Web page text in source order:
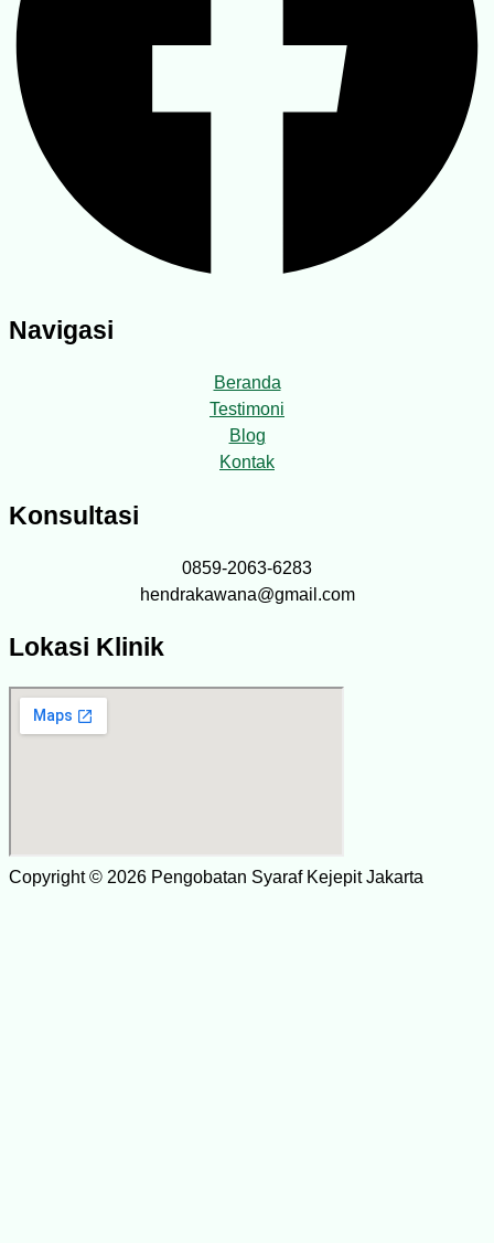
Navigasi
Beranda
Testimoni
Blog
Kontak
Konsultasi
0859-2063-6283
hendrakawana@gmail.com
Lokasi Klinik
Copyright © 2026 Pengobatan Syaraf Kejepit Jakarta